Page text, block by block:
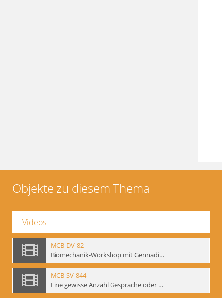
Objekte zu diesem Thema
Videos
MCB-DV-82
Biomechanik-Workshop mit Gennadij Bogdanow, Berlin, 1997
MCB-SV-844
Eine gewisse Anzahl Gespräche oder das völlig unbearbeitete Stundenbuch, Berlin 1995.